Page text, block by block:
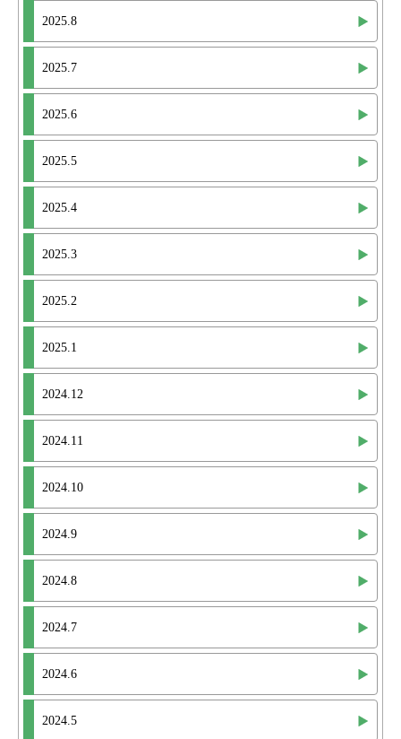
2025.8
2025.7
2025.6
2025.5
2025.4
2025.3
2025.2
2025.1
2024.12
2024.11
2024.10
2024.9
2024.8
2024.7
2024.6
2024.5